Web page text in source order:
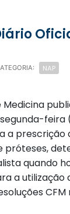
NAP
feira
a prescrição
próteses,
quando
a utilização
CFM